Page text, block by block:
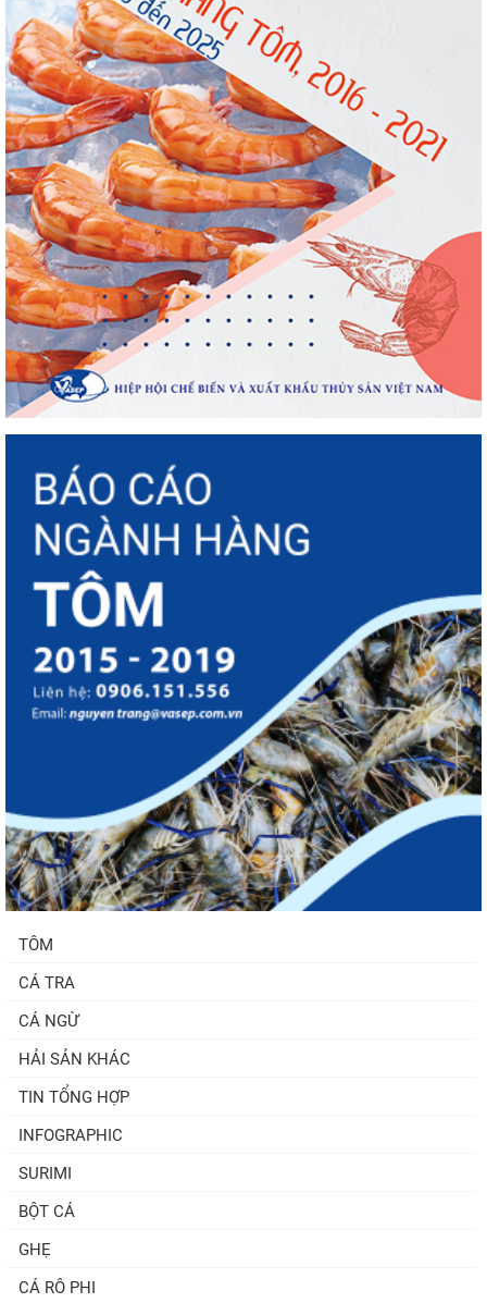
Thông báo 407/TB-VPCP: Tập trung cao độ,
tạo chuyển biến...
TÔM
CÁ TRA
CÁ NGỪ
HẢI SẢN KHÁC
TIN TỔNG HỢP
INFOGRAPHIC
SURIMI
BỘT CÁ
GHẸ
CÁ RÔ PHI